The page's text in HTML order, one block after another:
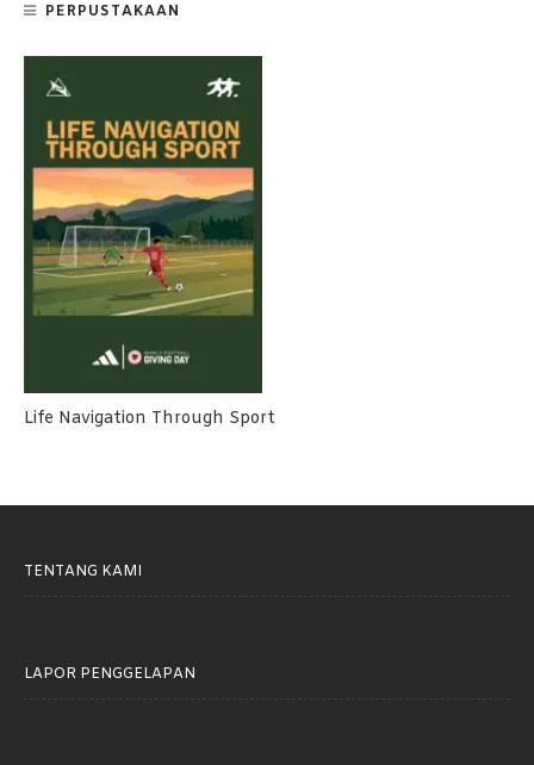
PERPUSTAKAAN
Life Navigation Through Sport
TENTANG KAMI
LAPOR PENGGELAPAN